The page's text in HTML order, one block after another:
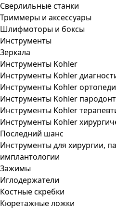
Сверлильные станки
Триммеры и аксессуары
Шлифмоторы и боксы
Инструменты
Зеркала
Инструменты Kohler
Инструменты Kohler
Инструменты Kohler
Инструменты Kohler
Инструменты Kohler
Инструменты Kohler
Последний шанс
Инструменты для хирургии,
имплантологии
Зажимы
Иглодержатели
Костные скребки
Кюретажные ложки